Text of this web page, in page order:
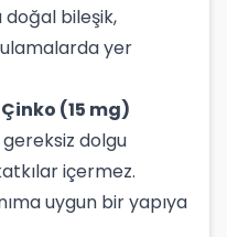
doğal bileşik,
yer
(15 mg)
gereksiz dolgu
içermez.
uygun bir yapıya